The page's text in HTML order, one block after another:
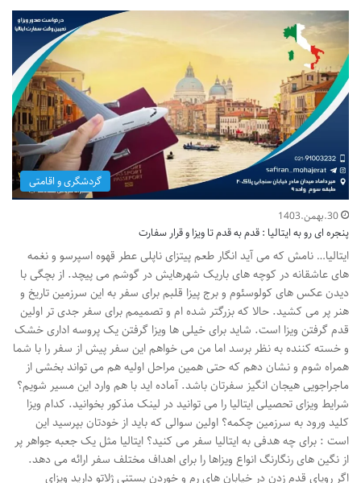
گردشگری و اقامتی
30.بهمن.1403
پنجره ای رو به ایتالیا : قدم به قدم تا ویزا و قرار سفارت
ایتالیا… نامش که می آید انگار طعم پیتزای ناپلی عطر قهوه اسپرسو و نغمه
های عاشقانه در کوچه های باریک شهرهایش در گوشم می پیچد. از بچگی با
دیدن عکس های کولوسئوم و برج پیزا قلبم برای سفر به این سرزمین تاریخ و
هنر پر می کشید. حالا که بزرگتر شده ام و تصمیمم برای سفر جدی تر اولین
قدم گرفتن ویزا است. شاید برای خیلی ها ویزا گرفتن یک پروسه اداری خشک
و خسته کننده به نظر برسد اما من می خواهم این سفر پیش از سفر را با شما
همراه شوم و نشان دهم که حتی همین مراحل اولیه هم می تواند بخشی از
ماجراجویی هیجان انگیز سفرتان باشد. آماده اید با هم وارد این مسیر شویم؟
شرایط ویزای تحصیلی ایتالیا را می توانید در لینک مذکور بخوانید. کدام ویزا
کلید ورود به سرزمین چکمه؟ اولین سوالی که باید از خودتان بپرسید این
است : برای چه هدفی به ایتالیا سفر می کنید؟ ایتالیا مثل یک جعبه جواهر پر
از نگین های رنگارنگ انواع ویزاها را برای اهداف مختلف سفر ارائه می دهد.
اگر رویای قدم زدن در خیابان های رم و خوردن بستنی ژلاتو دارید ویزای